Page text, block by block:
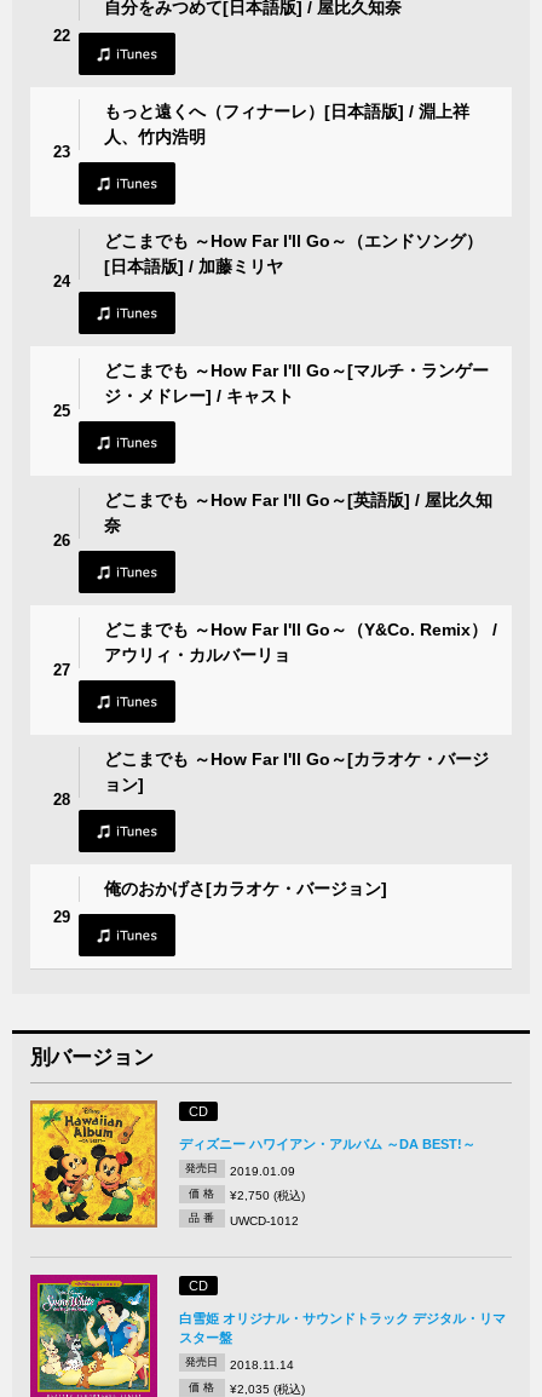
22
自分をみつめて[日本語版] / 屋比久知奈
23
もっと遠くへ（フィナーレ）[日本語版] / 淵上祥
人、竹内浩明
24
どこまでも ～How Far I'll Go～（エンドソング）
[日本語版] / 加藤ミリヤ
25
どこまでも ～How Far I'll Go～[マルチ・ランゲー
ジ・メドレー] / キャスト
26
どこまでも ～How Far I'll Go～[英語版] / 屋比久知
奈
27
どこまでも ～How Far I'll Go～（Y&Co. Remix） /
アウリィ・カルバーリョ
28
どこまでも ～How Far I'll Go～[カラオケ・バージ
ョン]
29
俺のおかげさ[カラオケ・バージョン]
別バージョン
CD
ディズニー ハワイアン・アルバム ～DA BEST!～
発売日 2019.01.09
価 格 ¥2,750 (税込)
品 番 UWCD-1012
CD
白雪姫 オリジナル・サウンドトラック デジタル・リマ
スター盤
発売日 2018.11.14
価 格 ¥2,035 (税込)